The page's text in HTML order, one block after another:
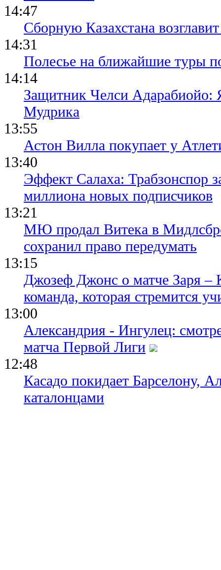
14:47
Сборную Казахстана
14:31
Полесье на ближайшие туры
14:14
Защитник Челси Адарабиойо:
Мудрика
13:55
Астон Вилла покупает у
13:40
Эффект Салаха: Трабзонспор
миллиона новых подписчиков
13:21
МЮ продал Витека в
сохранил право передумать
13:15
Джозеф Джонс о матче Заря
команда, которая стремится
13:00
Александрия - Ингулец:
матча Первой Лиги
12:48
Касадо покидает Барселону,
каталонцами